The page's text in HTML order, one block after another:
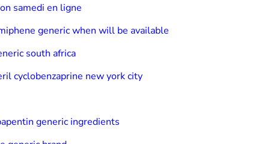
samedi en ligne
generic when will be available
south africa
cyclobenzaprine new york city
generic ingredients